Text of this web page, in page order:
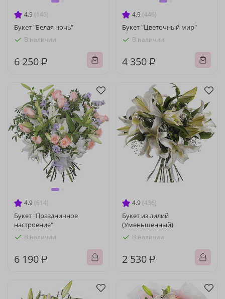
4.9 (146)
Букет "Белая ночь"
В наличии
6 250 ₽
4.9 (446)
Букет "Цветочный мир"
В наличии
4 350 ₽
4.9 (614)
Букет "Праздничное
настроение"
В наличии
6 190 ₽
4.9 (436)
Букет из лилий
(Уменьшенный)
В наличии
2 530 ₽